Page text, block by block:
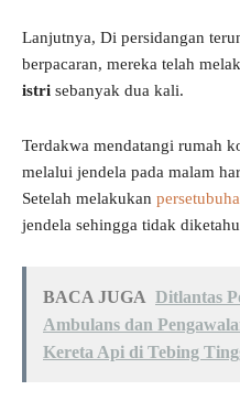
Lanjutnya, Di persidangan
berpacaran, mereka telah
istri sebanyak dua kali.
Terdakwa mendatangi rumah
melalui jendela pada malam
Setelah melakukan
jendela sehingga tidak
BACA JUGA Ditlantas
Ambulans dan
Kereta Api di Tebing